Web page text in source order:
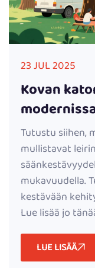
23 JUL 2025
Kovan
Tutustu siihen,
mullistavat
mukavuudella.
kestävään
Lue lisää jo
LUE LISÄÄ